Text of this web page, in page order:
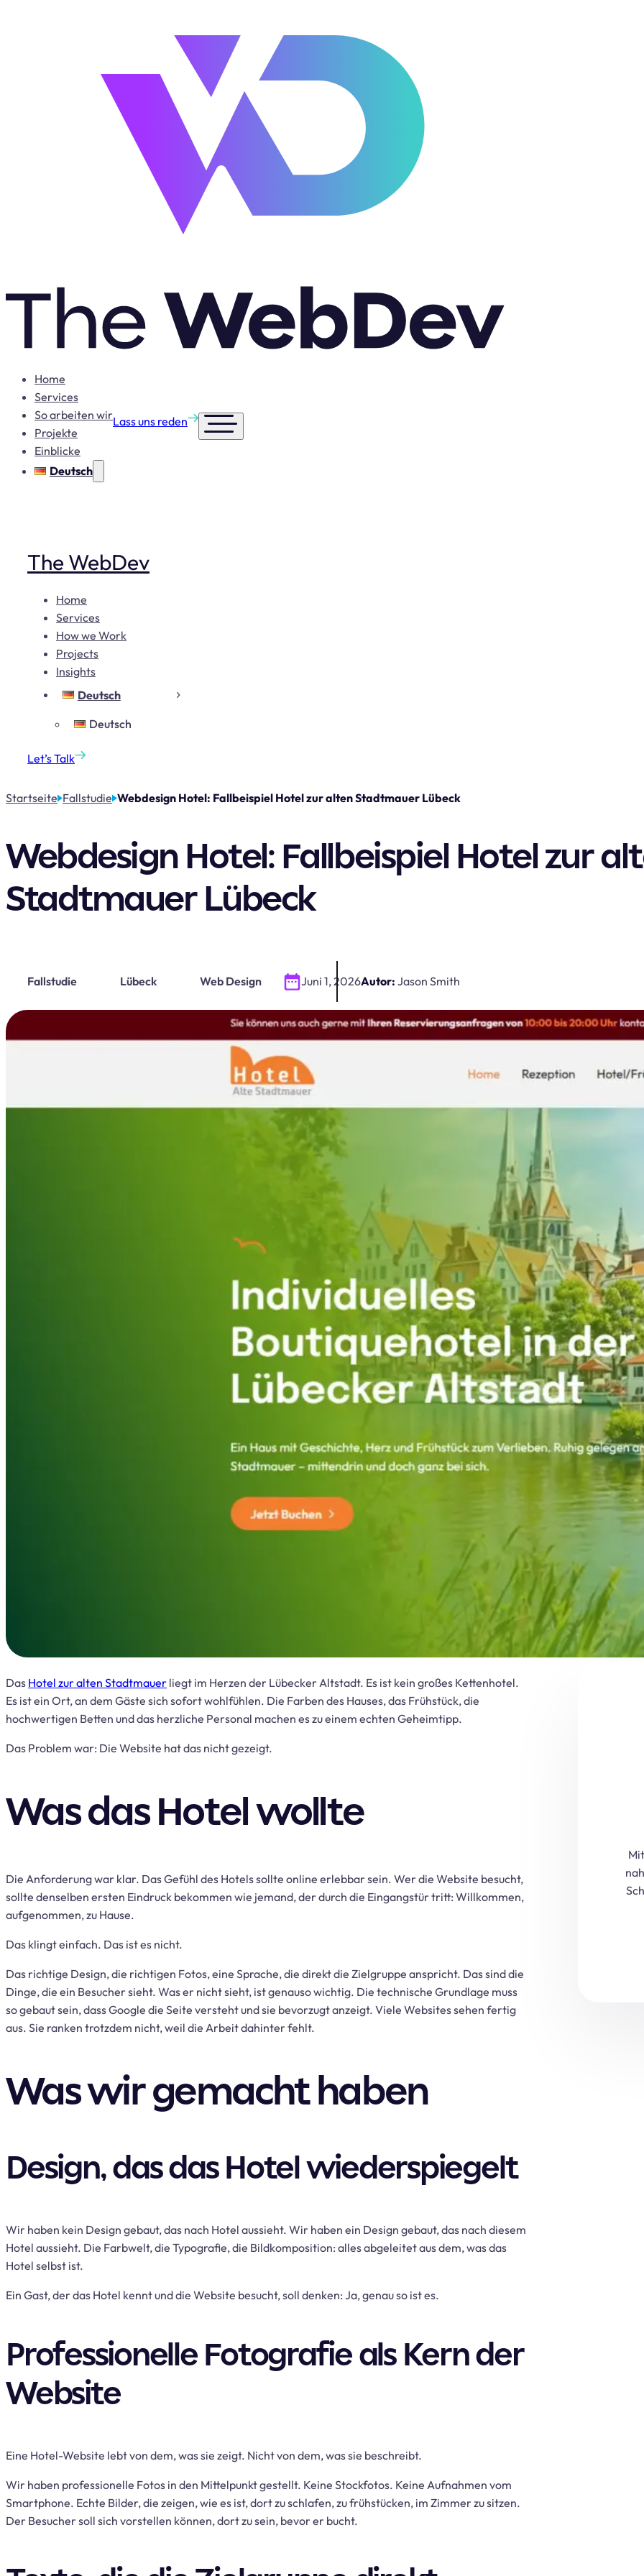
Home
Services
So arbeiten wir
Projekte
Einblicke
Deutsch
Lass uns reden
The WebDev
Home
Services
How we Work
Projects
Insights
Deutsch
Deutsch
Let’s Talk
Startseite Fallstudie Webdesign Hotel: Fallbeispiel Hotel zur alten Stadtmauer Lübeck
Webdesign Hotel: Fallbeispiel Hotel zur
Stadtmauer Lübeck
Fallstudie Lübeck Web Design Juni 1, 2026Autor: Jason Smith
Das Hotel zur alten Stadtmauer liegt im Herzen der Lübecker Altstadt. Es ist kein großes Kettenhotel.
Es ist ein Ort, an dem Gäste sich sofort wohlfühlen. Die Farben des Hauses, das Frühstück, die
hochwertigen Betten und das herzliche Personal machen es zu einem echten Geheimtipp.
Das Problem war: Die Website hat das nicht gezeigt.
Was das Hotel wollte
Die Anforderung war klar. Das Gefühl des Hotels sollte online erlebbar sein. Wer die Website besucht,
sollte denselben ersten Eindruck bekommen wie jemand, der durch die Eingangstür tritt: Willkommen,
aufgenommen, zu Hause.
Das klingt einfach. Das ist es nicht.
Das richtige Design, die richtigen Fotos, eine Sprache, die direkt die Zielgruppe anspricht. Das sind die
Dinge, die ein Besucher sieht. Was er nicht sieht, ist genauso wichtig. Die technische Grundlage muss
so gebaut sein, dass Google die Seite versteht und sie bevorzugt anzeigt. Viele Websites sehen fertig
aus. Sie ranken trotzdem nicht, weil die Arbeit dahinter fehlt.
Was wir gemacht haben
Design, das das Hotel wiederspiegelt
Wir haben kein Design gebaut, das nach Hotel aussieht. Wir haben ein Design gebaut, das nach diesem
Hotel aussieht. Die Farbwelt, die Typografie, die Bildkomposition: alles abgeleitet aus dem, was das
Hotel selbst ist.
Ein Gast, der das Hotel kennt und die Website besucht, soll denken: Ja, genau so ist es.
Professionelle Fotografie als Kern der
Website
Eine Hotel-Website lebt von dem, was sie zeigt. Nicht von dem, was sie beschreibt.
Wir haben professionelle Fotos in den Mittelpunkt gestellt. Keine Stockfotos. Keine Aufnahmen vom
Smartphone. Echte Bilder, die zeigen, wie es ist, dort zu schlafen, zu frühstücken, im Zimmer zu sitzen.
Der Besucher soll sich vorstellen können, dort zu sein, bevor er bucht.